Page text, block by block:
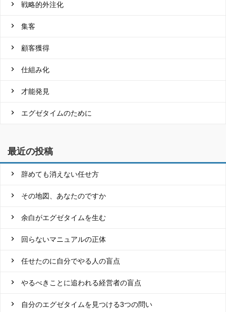
戦略的外注化
集客
顧客獲得
仕組み化
才能発見
エグゼタイムのために
最近の投稿
辞めても消えない任せ方
その地図、あなたのですか
余白がエグゼタイムを生む
回らないマニュアルの正体
任せたのに自分でやる人の盲点
やるべきことに追われる経営者の盲点
自分のエグゼタイムを見つける3つの問い